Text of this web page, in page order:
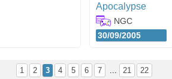
Apocalypse
NGC
30/09/2005
1 2 3 4 5 6 7 ... 21 22